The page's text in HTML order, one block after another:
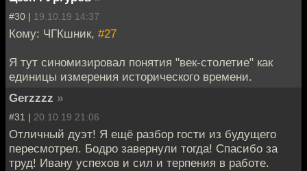
#30 | 19.10.19 14:37
Кому: ЧГКшник, #27
Я тут синомизировал понятия "век-столетие" как
единицы измерения исторического времени.
Gerzzzz »
#31 | 20.10.19 21:06
Отличный дуэт! Я ещё разбор гости из будущего
пересмотрел. Бодро завернули тогда! Спасибо за
труд! Ивану успехов и сил и терпения в работе.